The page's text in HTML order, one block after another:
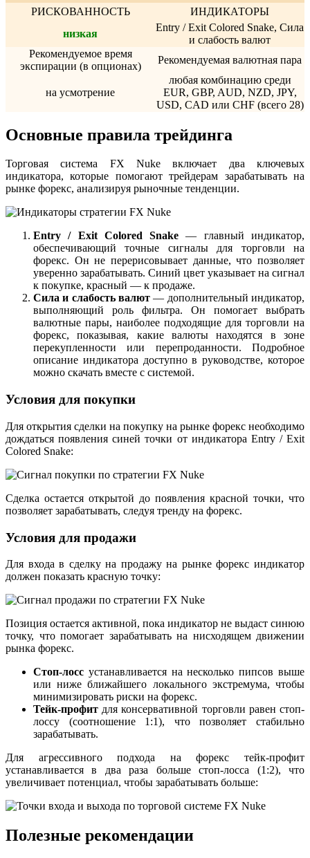
РИСКОВАННОСТЬ
ИНДИКАТОРЫ
низкая
Entry / Exit Colored Snake, Сила
и слабость валют
Рекомендуемое время
экспирации (в опционах)
Рекомендуемая валютная пара
на усмотрение
любая комбинацию среди
EUR, GBP, AUD, NZD, JPY,
USD, CAD или CHF (всего 28)
Основные правила трейдинга
Торговая система FX Nuke включает два ключевых
индикатора, которые помогают трейдерам зарабатывать на
рынке форекс, анализируя рыночные тенденции.
Entry / Exit Colored Snake — главный индикатор,
обеспечивающий точные сигналы для торговли на
форекс. Он не перерисовывает данные, что позволяет
уверенно зарабатывать. Синий цвет указывает на сигнал
к покупке, красный — к продаже.
Сила и слабость валют — дополнительный индикатор,
выполняющий роль фильтра. Он помогает выбрать
валютные пары, наиболее подходящие для торговли на
форекс, показывая, какие валюты находятся в зоне
перекупленности или перепроданности. Подробное
описание индикатора доступно в руководстве, которое
можно скачать вместе с системой.
Условия для покупки
Для открытия сделки на покупку на рынке форекс необходимо
дождаться появления синей точки от индикатора Entry / Exit
Colored Snake:
Сделка остается открытой до появления красной точки, что
позволяет зарабатывать, следуя тренду на форекс.
Условия для продажи
Для входа в сделку на продажу на рынке форекс индикатор
должен показать красную точку:
Позиция остается активной, пока индикатор не выдаст синюю
точку, что помогает зарабатывать на нисходящем движении
рынка форекс.
Стоп-лосс устанавливается на несколько пипсов выше
или ниже ближайшего локального экстремума, чтобы
минимизировать риски на форекс.
Тейк-профит для консервативной торговли равен стоп-
лоссу (соотношение 1:1), что позволяет стабильно
зарабатывать.
Для агрессивного подхода на форекс тейк-профит
устанавливается в два раза больше стоп-лосса (1:2), что
увеличивает потенциал, чтобы зарабатывать больше:
Полезные рекомендации